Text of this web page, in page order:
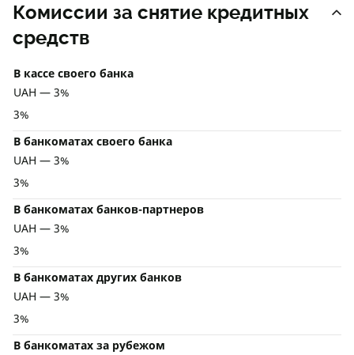
Комиссии за снятие кредитных
средств
В кассе своего банка
UAH — 3%
3%
В банкоматах своего банка
UAH — 3%
3%
В банкоматах банков-партнеров
UAH — 3%
3%
В банкоматах других банков
UAH — 3%
3%
В банкоматах за рубежом